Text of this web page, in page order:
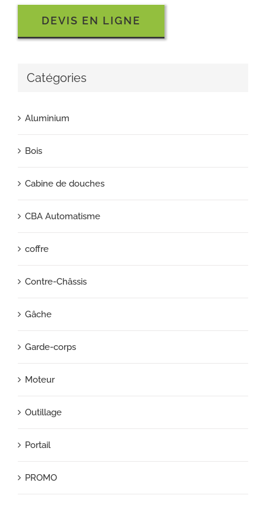
DEVIS EN LIGNE
Catégories
Aluminium
Bois
Cabine de douches
CBA Automatisme
coffre
Contre-Châssis
Gâche
Garde-corps
Moteur
Outillage
Portail
PROMO